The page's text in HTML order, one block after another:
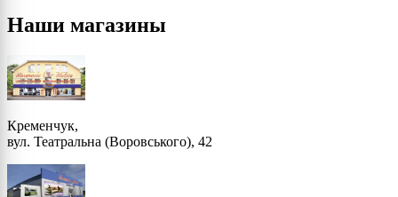
Наши магазины
Кременчук,
вул. Театральна (Воровського), 42